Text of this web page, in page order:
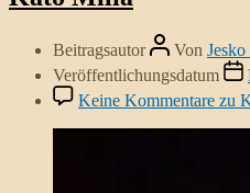
Beitragsautor Von
Veröffentlichungsdatum
Keine Kommentare zu